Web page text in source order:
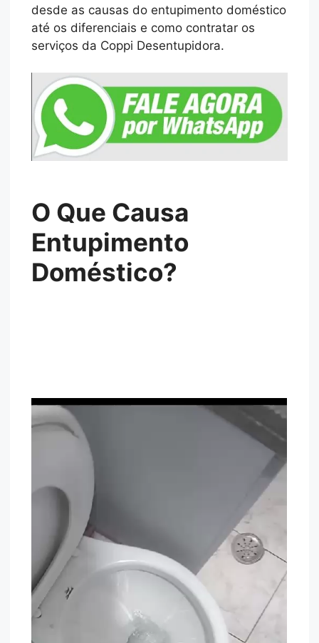
desde as causas do entupimento doméstico
até os diferenciais e como contratar os
serviços da Coppi Desentupidora.
O Que Causa
Entupimento
Doméstico?